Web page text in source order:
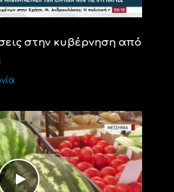
στην κυβέρνηση από